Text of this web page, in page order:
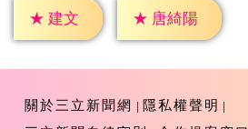
★ 建文 ★ 唐綺陽
關於三立新聞網
隱私權聲明